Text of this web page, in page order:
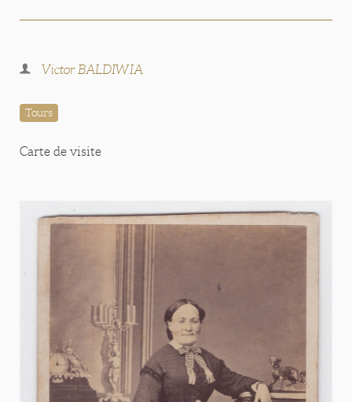
Victor BALDIWIA
Tours
Carte de visite